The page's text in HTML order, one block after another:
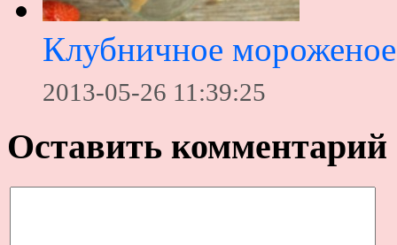
Клубничное
2013-05-26 11:39:25
Оставить комментарий